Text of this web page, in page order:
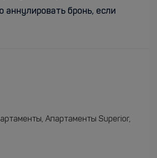
бронь, если
Апартаменты Superior,